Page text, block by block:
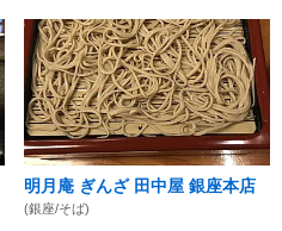
明月庵 ぎんざ 田中屋 銀座本店
(銀座/そば)